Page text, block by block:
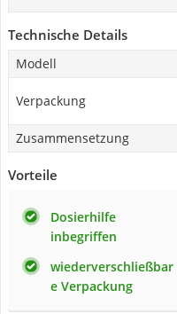
Technische Details
Modell
Verpackung
Zusammensetzung
Vorteile
Dosierhilfe
inbegriffen
wiederverschließbar
e Verpackung